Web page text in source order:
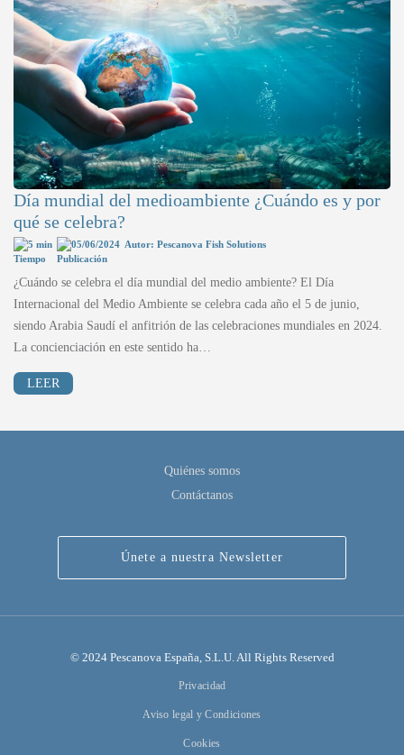
Día mundial del medioambiente ¿Cuándo es y por
qué se celebra?
5 min 05/06/2024 Autor: Pescanova Fish Solutions
¿Cuándo se celebra el día mundial del medio ambiente? El Día
Internacional del Medio Ambiente se celebra cada año el 5 de junio,
siendo Arabia Saudí el anfitrión de las celebraciones mundiales en 2024.
La concienciación en este sentido ha…
LEER
Quiénes somos
Contáctanos
Únete a nuestra Newsletter
© 2024 Pescanova España, S.L.U. All Rights Reserved
Privacidad
Aviso legal y Condiciones
Cookies